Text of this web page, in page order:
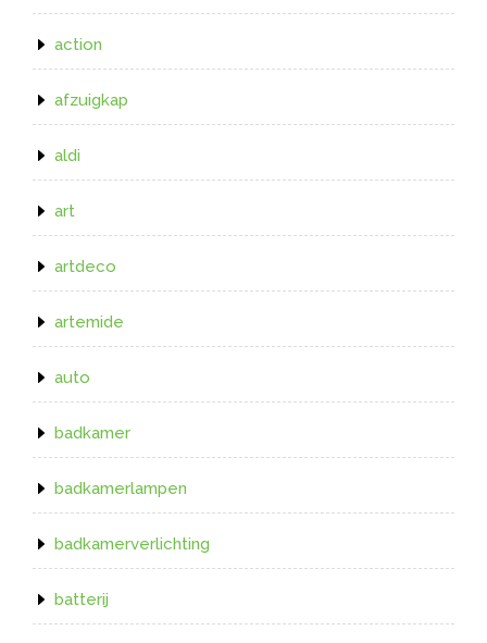
action
afzuigkap
aldi
art
artdeco
artemide
auto
badkamer
badkamerlampen
badkamerverlichting
batterij